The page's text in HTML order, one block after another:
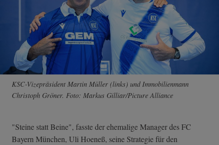
KSC-Vizepräsident Martin Müller (links) und Immobilienmann
Christoph Gröner. Foto: Markus Gilliar/Picture Alliance
"Steine statt Beine", fasste der ehemalige Manager des FC
Bayern München, Uli Hoeneß, seine Strategie für den